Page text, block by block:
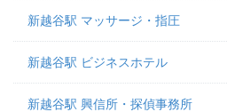
新越谷駅 マッサージ・指圧
新越谷駅 ビジネスホテル
新越谷駅 興信所・探偵事務所